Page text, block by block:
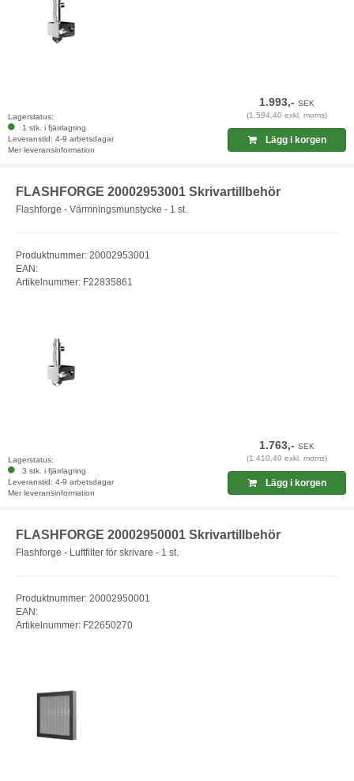
Lagerstatus:
1 stk. i fjärrlagring
Leveranstid: 4-9 arbetsdagar
Mer leveransinformation
1.993,-SEK
(1.594,40 exkl. moms)
Lägg i korgen
FLASHFORGE 20002953001 Skrivartillbehör
Flashforge - Värmningsmunstycke - 1 st.
Produktnummer: 20002953001
EAN:
Artikelnummer: F22835861
Lagerstatus:
3 stk. i fjärrlagring
Leveranstid: 4-9 arbetsdagar
Mer leveransinformation
1.763,-SEK
(1.410,40 exkl. moms)
Lägg i korgen
FLASHFORGE 20002950001 Skrivartillbehör
Flashforge - Luftfilter för skrivare - 1 st.
Produktnummer: 20002950001
EAN:
Artikelnummer: F22650270